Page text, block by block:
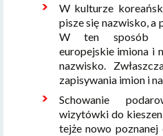
W kulturze
pisze się nazwisko, a
W ten sposób
europejskie imiona i
nazwisko.
zapisywania imion i
Schowanie
wizytówki do
tejże nowo